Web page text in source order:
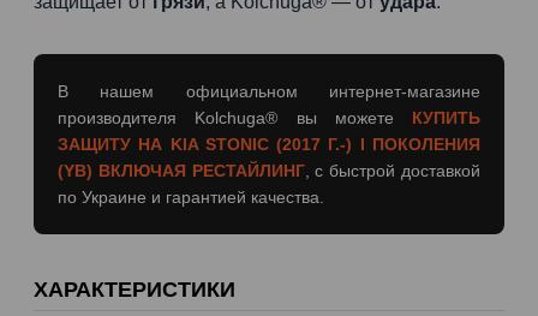
В нашем официальном интернет-магазине
производителя Kolchuga® вы можете КУПИТЬ
ЗАЩИТУ НА KIA STONIC (2017 Г.-) I ПОКОЛЕНИЯ
(YB) ВКЛЮЧАЯ РЕСТАЙЛИНГ, с быстрой доставкой
по Украине и гарантией качества.
ХАРАКТЕРИСТИКИ